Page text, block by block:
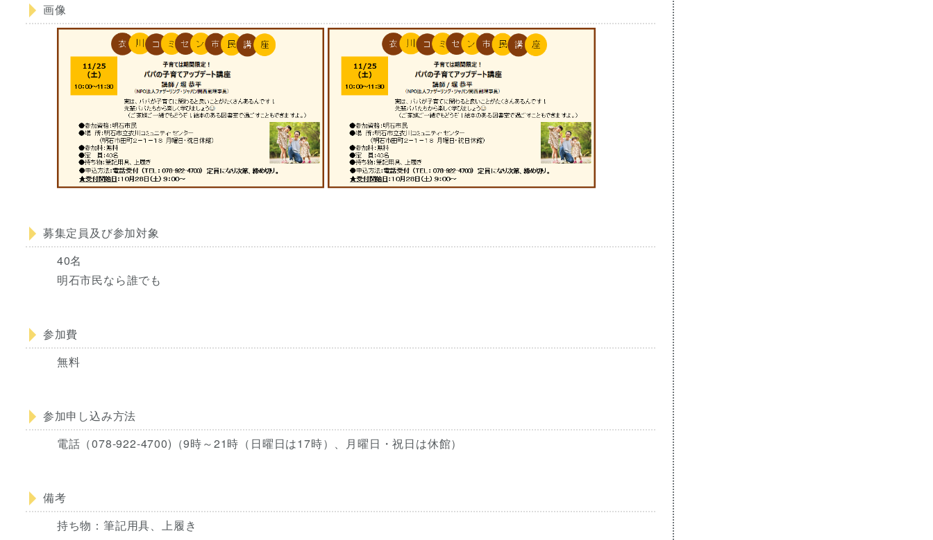
画像
募集定員及び参加対象
40名
明石市民なら誰でも
参加費
無料
参加申し込み方法
電話（078-922-4700)（9時～21時（日曜日は17時）、月曜日・祝日は休館）
備考
持ち物：筆記用具、上履き